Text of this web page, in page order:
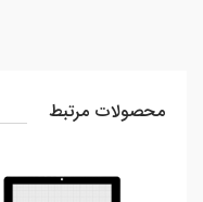
محصولات مرتبط